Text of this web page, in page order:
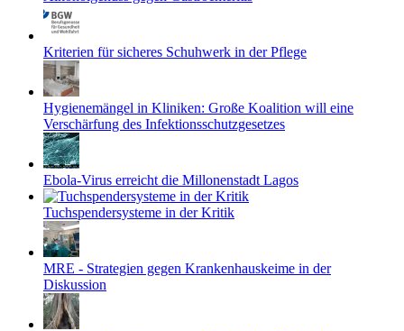
Kriterien für sicheres Schuhwerk in der Pflege
Hygienemängel in Kliniken: Große Koalition will eine
Verschärfung des Infektionsschutzgesetzes
Ebola-Virus erreicht die Millonenstadt Lagos
Tuchspendersysteme in der Kritik
MRE - Strategien gegen Krankenhauskeime in der
Diskussion